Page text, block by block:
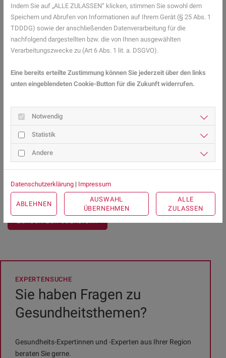
ZURÜCK ZUR ÜBERSICHT
Wechselduschen. Durch den Übergang zum Kältereiz werden Ihre
Blutgefäße optimal trainiert. Außerdem machen häufige
Spaziergänge in der kalten Winterluft die Kältesinneszellen
unempfindlicher. Betreiben Sie öfter Ausdauersport wie Radfahren
oder Joggen, erzeugt Ihr Körper mehr Wärme. Doch Vorsicht:
Kältesensoren Ihnen wohlige Wärme vorgaukeln, ist das Gegenteil
der Fall. Ihr Körper gibt Wärme ab.
Mehr Gesundheitsinformationen zum Thema Allgemein finden Sie
hier.
Referenzen
Kandler-Schmitt, Barbara (2019). Warum wir Kälte unterschiedlich
empfinden.Link
EXPERTENSUCHE
Sie haben Fragen zu
Gesundheitsthemen?
Gesundheits-Expertinnen und -Experten aus Ihrer Region
beraten Sie gerne.
Indem Sie auf „ALLE ZULASSEN“ klicken, stimmen Sie sowohl dem
Speichern und Abrufen von Informationen auf Ihrem Gerät (§ 25 Abs. 1
TDDDG) sowie der anschließenden Datenverarbeitung für die
nachfolgend dargestellten bzw. die von Ihnen ausgewählten
Verarbeitungszwecke zu (Art 6 Abs. 1 lit. a. DSGVO).
Eine bereits erteilte Zustimmung können Sie jederzeit über den links
unten eingeblendeten Cookie-Button für die Zukunft widerrufen.
Notwendig
Statistik
Andere
Datenschutzerklärung | Impressum
ABLEHNEN
AUSWAHL
ÜBERNEHMEN
ALLE
ZULASSEN